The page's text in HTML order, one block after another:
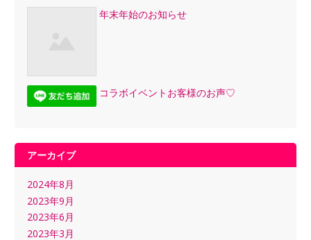
年末年始のお知らせ
コラボイベントお客様のお声♡
アーカイブ
2024年8月
2023年9月
2023年6月
2023年3月